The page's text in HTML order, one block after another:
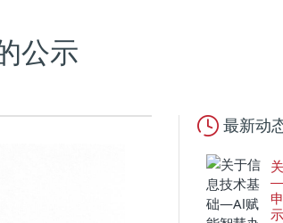
公示
最新动
示